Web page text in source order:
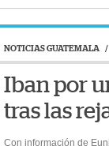
NOTICIAS GUATEMALA /
Iban por
tras las
Con información de